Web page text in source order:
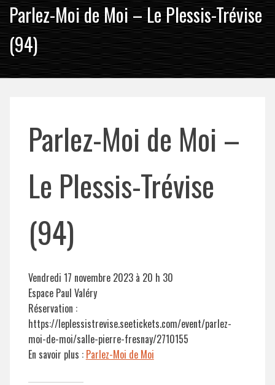
Parlez-Moi de Moi – Le Plessis-Trévise
(94)
Parlez-Moi de Moi –
Le Plessis-Trévise
(94)
Vendredi 17 novembre 2023 à 20 h 30
Espace Paul Valéry
Réservation :
https://leplessistrevise.seetickets.com/event/parlez-
moi-de-moi/salle-pierre-fresnay/2710155
En savoir plus : Parlez-Moi de Moi